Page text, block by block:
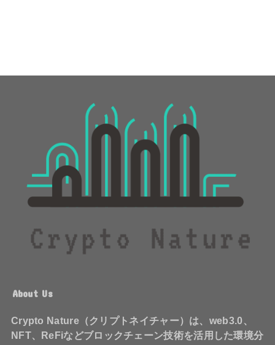
About Us
Crypto Nature（クリプトネイチャー）は、web3.0、
NFT、ReFiなどブロックチェーン技術を活用した環境分